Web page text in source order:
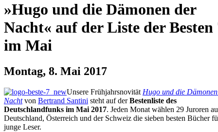
»Hugo und die Dämonen der
Nacht« auf der Liste der Besten
im Mai
Montag, 8. Mai 2017
Unsere Frühjahrsnovität Hugo und die
Nachtvon Bertrand Santini steht auf derBestenliste des
Deutschlandfunks im Mai 2017. Jeden Monat wählen 29 Juroren
Deutschland, Österreich und der Schweiz die sieben besten Bücher
junge Leser.